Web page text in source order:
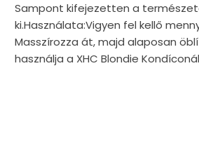
Sampont kifejezetten a
ki.Használata:Vigyen fel kellő
Masszírozza át, majd alaposan
használja a XHC Blondie